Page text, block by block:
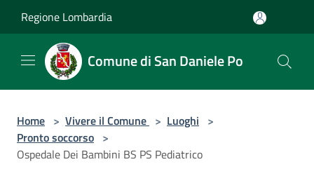
Regione Lombardia
Comune di San Daniele Po
Home > Vivere il Comune > Luoghi >
Pronto soccorso >
Ospedale Dei Bambini BS PS Pediatrico